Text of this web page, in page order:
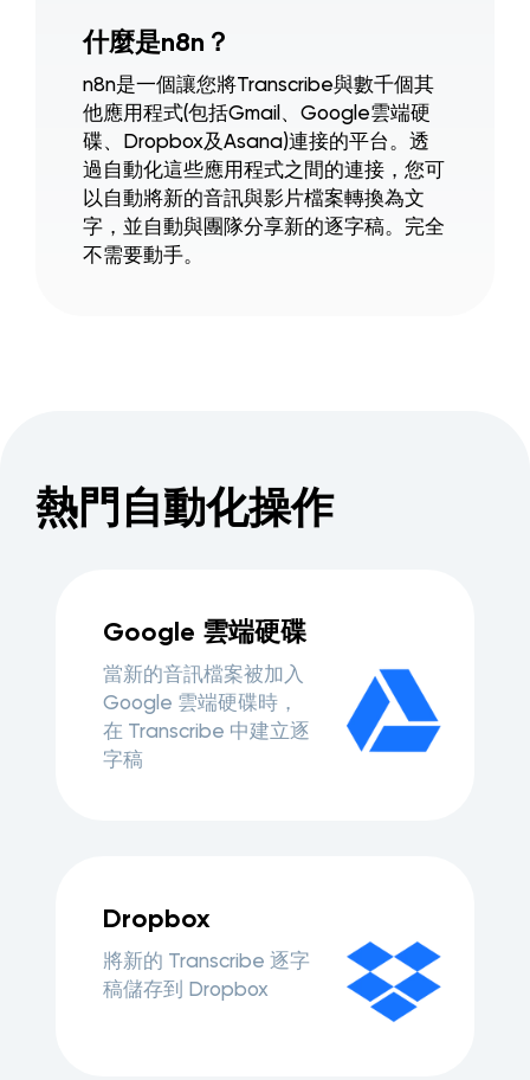
什麼是n8n？
n8n是一個讓您將Transcribe與數千個其
他應用程式(包括Gmail、Google雲端硬
碟、Dropbox及Asana)連接的平台。透
過自動化這些應用程式之間的連接，您可
以自動將新的音訊與影片檔案轉換為文
字，並自動與團隊分享新的逐字稿。完全
不需要動手。
熱門自動化操作
Google 雲端硬碟
當新的音訊檔案被加入
Google 雲端硬碟時，
在 Transcribe 中建立逐
字稿
Dropbox
將新的 Transcribe 逐字
稿儲存到 Dropbox